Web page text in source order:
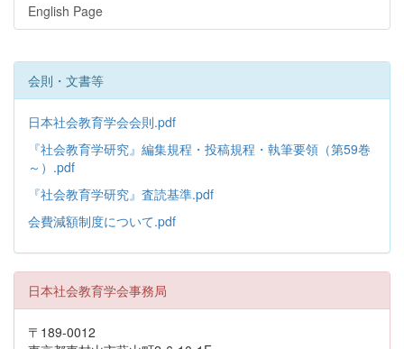
English Page
会則・文書等
日本社会教育学会会則.pdf
『社会教育学研究』編集規程・投稿規程・執筆要領（第59巻
～）.pdf
『社会教育学研究』査読基準.pdf
会費減額制度について.pdf
日本社会教育学会事務局
〒189-0012